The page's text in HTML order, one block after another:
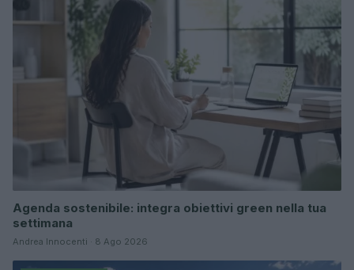
Agenda sostenibile: integra obiettivi green nella tua
settimana
Andrea Innocenti · 8 Ago 2026